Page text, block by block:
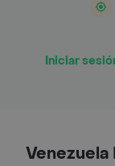
Iniciar